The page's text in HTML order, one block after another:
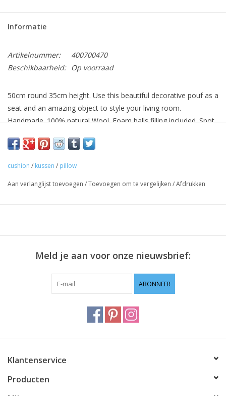
Informatie
Artikelnummer:
400700470
Beschikbaarheid:
Op voorraad
50cm round 35cm height. Use this beautiful decorative pouf as a
seat and an amazing object to style your living room.
Handmade. 100% natural Wool. Foam balls filling included. Spot
cushion / kussen / pillow
Aan verlanglijst toevoegen /Toevoegen om te vergelijken /Afdrukken
Meld je aan voor onze nieuwsbrief:
ABONNEER
Klantenservice
Producten